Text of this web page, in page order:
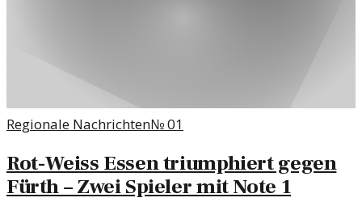
Regionale Nachrichten№01
Rot-Weiss Essen triumphiert gegen
Fürth – Zwei Spieler mit Note 1